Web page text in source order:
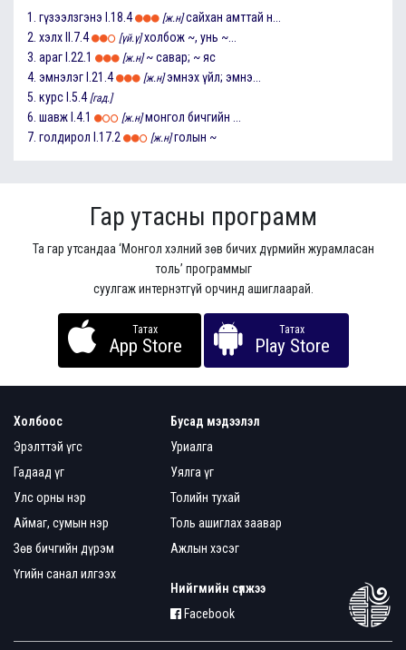
1. гүзээлзгэнэ I.18.4 [ж.н] сайхан амттай н...
2. хэлх II.7.4 [үй.ү] холбож ~, унь ~...
3. араг I.22.1 [ж.н] ~ савар; ~ яс
4. эмнэлэг I.21.4 [ж.н] эмнэх үйл; эмнэ...
5. курс I.5.4 [гад.]
6. шавж I.4.1 [ж.н] монгол бичгийн ...
7. голдирол I.17.2 [ж.н] голын ~
Гар утасны программ
Та гар утсандаа ‘Монгол хэлний зөв бичих дүрмийн журамласан
толь’ программыг
суулгаж интернэтгүй орчинд ашиглаарай.
Татах
App Store
Татах
Play Store
Холбоос
Эрэлттэй үгс
Гадаад үг
Улс орны нэр
Аймаг, сумын нэр
Зөв бичгийн дүрэм
Үгийн санал илгээх
Бусад мэдээлэл
Уриалга
Уялга үг
Толийн тухай
Толь ашиглах заавар
Ажлын хэсэг
Нийгмийн сүлжээ
Facebook